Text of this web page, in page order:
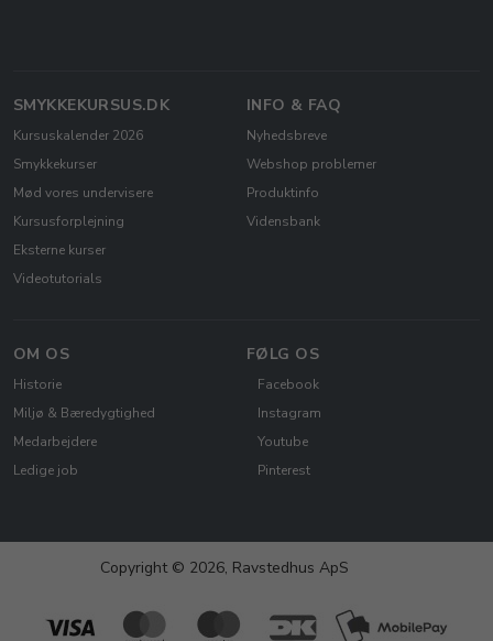
SMYKKEKURSUS.DK
Kursuskalender 2026
Smykkekurser
Mød vores undervisere
Kursusforplejning
Eksterne kurser
Videotutorials
INFO & FAQ
Nyhedsbreve
Webshop problemer
Produktinfo
Vidensbank
OM OS
Historie
Miljø & Bæredygtighed
Medarbejdere
Ledige job
FØLG OS
Facebook
Instagram
Youtube
Pinterest
Copyright © 2026, Ravstedhus ApS